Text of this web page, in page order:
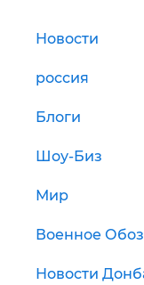
Новости
россия
Блоги
Шоу-Биз
Мир
Военное
Новости